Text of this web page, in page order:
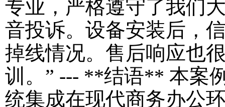
专业，严格遵守了我们
音投诉。设备安装后，
掉线情况。售后响应也
训。” --- **结语** 本案
统集成在现代商务办公